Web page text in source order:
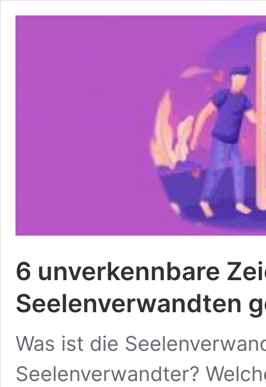
6 unverkennbare
Seelenverwandten
Was ist die
Seelenverwandter?